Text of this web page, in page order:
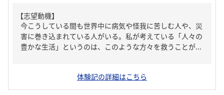
【志望動機】
今こうしている間も世界中に病気や怪我に苦しむ人や、災
害に巻き込まれている人がいる。私が考えている「人々の
豊かな生活」というのは、このような方々を救うことが...
体験記の詳細はこちら